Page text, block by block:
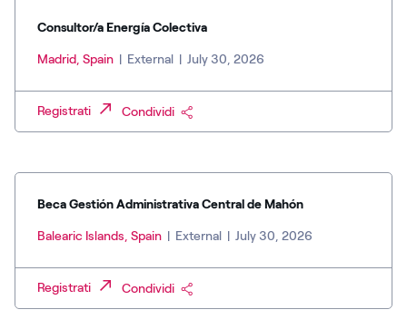
Consultor/a Energía Colectiva
Madrid, Spain | External | July 30, 2026
Registrati Condividi
Beca Gestión Administrativa Central de Mahón
Balearic Islands, Spain | External | July 30, 2026
Registrati Condividi